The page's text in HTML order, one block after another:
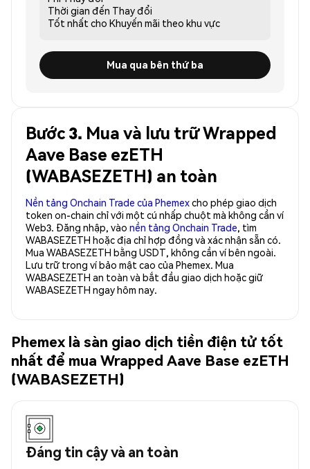
Thời gian đến Thay đổi
Tốt nhất cho Khuyến mãi theo khu vực
Mua qua bên thứ ba
Bước 3. Mua và lưu trữ Wrapped
Aave Base ezETH
(WABASEZETH) an toàn
Nền tảng Onchain Trade của Phemexcho phép giao dịch
token on-chain chỉ với một cú nhấp chuột mà không cần ví
Web3. Đăng nhập, vào nền tảng Onchain Trade, tìm
WABASEZETH hoặc địa chỉ hợp đồng và xác nhận sẵn có.
Mua WABASEZETH bằng USDT, không cần ví bên ngoài.
Lưu trữ trong ví bảo mật cao của Phemex. Mua
WABASEZETH an toàn và bắt đầu giao dịch hoặc giữ
WABASEZETH ngay hôm nay.
Phemex là sàn giao dịch tiền điện tử tốt
nhất để mua Wrapped Aave Base ezETH
(WABASEZETH)
Đáng tin cậy và an toàn